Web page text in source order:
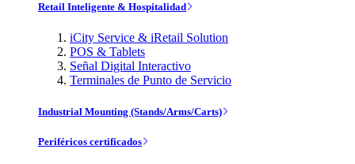
Retail Inteligente & Hospitalidad
iCity Service & iRetail Solution
POS & Tablets
Señal Digital Interactivo
Terminales de Punto de Servicio
Industrial Mounting (Stands/Arms/Carts)
Periféricos certificados